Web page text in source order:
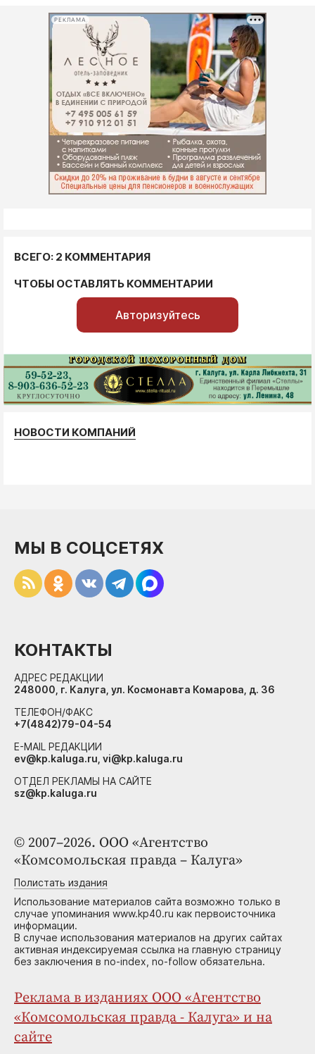
РЕКЛАМА
ВСЕГО: 2 КОММЕНТАРИЯ
ЧТОБЫ ОСТАВЛЯТЬ КОММЕНТАРИИ
Авторизуйтесь
НОВОСТИ КОМПАНИЙ
© 2007–2026. ООО «Агентство
«Комсомольская правда – Калуга»
Полистать издания
Использование материалов сайта возможно только в
случае упоминания www.kp40.ru как первоисточника
информации.
В случае использования материалов на других сайтах
активная индексируемая ссылка на главную страницу
без заключения в no-index, no-follow обязательна.
Реклама в изданиях ООО «Агентство
«Комсомольская правда - Калуга» и на
сайте
МЫ В СОЦСЕТЯХ
КОНТАКТЫ
АДРЕС РЕДАКЦИИ
248000, г. Калуга, ул. Космонавта Комарова, д. 36
ТЕЛЕФОН/ФАКС
+7(4842)79-04-54
E-MAIL РЕДАКЦИИ
ev@kp.kaluga.ru, vi@kp.kaluga.ru
ОТДЕЛ РЕКЛАМЫ НА САЙТЕ
sz@kp.kaluga.ru